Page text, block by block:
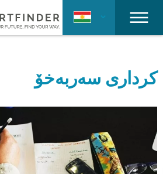
کرداری سەربەخۆ